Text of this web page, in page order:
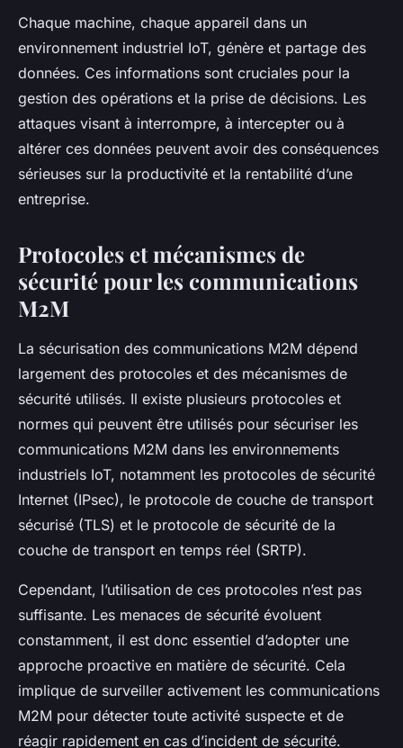
Chaque machine, chaque appareil dans un
environnement industriel IoT, génère et partage des
données. Ces informations sont cruciales pour la
gestion des opérations et la prise de décisions. Les
attaques visant à interrompre, à intercepter ou à
altérer ces données peuvent avoir des conséquences
sérieuses sur la productivité et la rentabilité d’une
entreprise.
Protocoles et mécanismes de
sécurité pour les communications
M2M
La sécurisation des communications M2M dépend
largement des protocoles et des mécanismes de
sécurité utilisés. Il existe plusieurs protocoles et
normes qui peuvent être utilisés pour sécuriser les
communications M2M dans les environnements
industriels IoT, notamment les protocoles de sécurité
Internet (IPsec), le protocole de couche de transport
sécurisé (TLS) et le protocole de sécurité de la
couche de transport en temps réel (SRTP).
Cependant, l’utilisation de ces protocoles n’est pas
suffisante. Les menaces de sécurité évoluent
constamment, il est donc essentiel d’adopter une
approche proactive en matière de sécurité. Cela
implique de surveiller activement les communications
M2M pour détecter toute activité suspecte et de
réagir rapidement en cas d’incident de sécurité.